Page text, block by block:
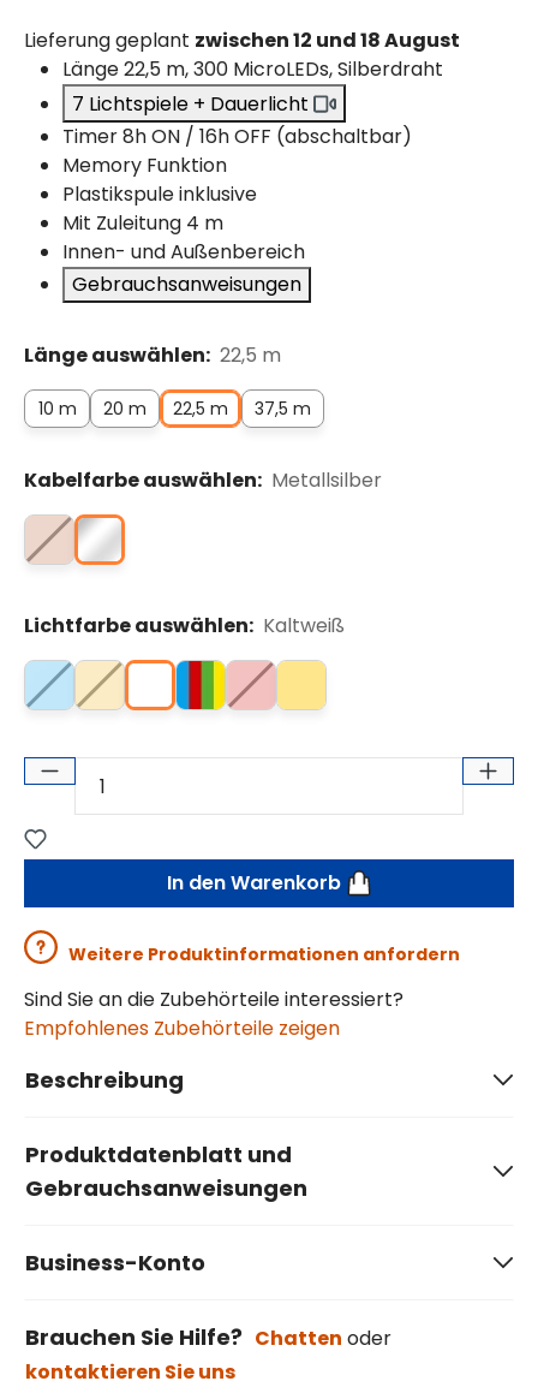
Lieferung geplant zwischen 12 und 18 August
Länge 22,5 m, 300 MicroLEDs, Silberdraht
7 Lichtspiele + Dauerlicht
Timer 8h ON / 16h OFF (abschaltbar)
Memory Funktion
Plastikspule inklusive
Mit Zuleitung 4 m
Innen- und Außenbereich
Gebrauchsanweisungen
Länge auswählen: 22,5 m
10 m 20 m 22,5 m 37,5 m
Kabelfarbe auswählen: Metallsilber
Lichtfarbe auswählen: Kaltweiß
In den Warenkorb
Weitere Produktinformationen anfordern
Sind Sie an die Zubehörteile interessiert?
Empfohlenes Zubehörteile zeigen
Beschreibung
Produktdatenblatt und
Gebrauchsanweisungen
Business-Konto
Brauchen Sie Hilfe? Chatten oder
kontaktieren Sie uns